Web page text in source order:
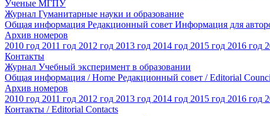
Ученые МГПУ
Журнал Гуманитарные науки и образование
Общая информация Редакционный совет Информация для
Архив номеров
2010 год 2011 год 2012 год 2013 год 2014 год 2015 год 2016 год
Контакты
Журнал Учебный эксперимент в образовании
Общая информация / Home Редакционный совет / Editorial
Архив номеров
2010 год 2011 год 2012 год 2013 год 2014 год 2015 год 2016 год
Контакты / Editorial Contacts